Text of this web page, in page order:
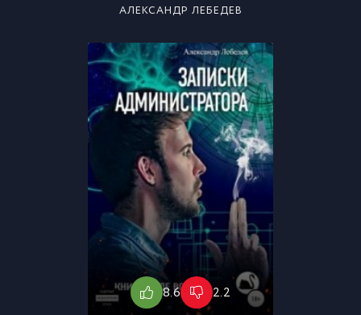
АЛЕКСАНДР ЛЕБЕДЕВ
8.6 2.2